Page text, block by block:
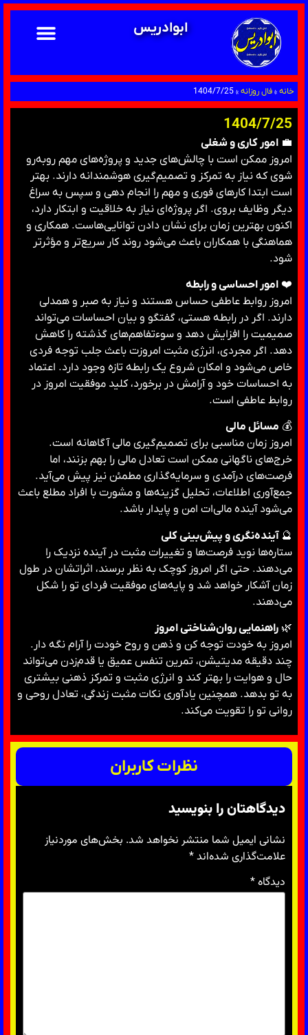
ابوادریس
خانه»فال روزانه»
1404/7/25
1404/7/25
💼 امور کاری و شغلی
امروز ممکن است با چالش‌های جدید و پروژه‌های مهم روبه‌رو
شوی که نیاز به تمرکز و تصمیم‌گیری هوشمندانه دارند. بهتر
است ابتدا کارهای فوری و مهم را انجام دهی و سپس به سراغ
دیگر وظایف بروی. اگر پروژه‌ای نیاز به خلاقیت و ابتکار دارد،
اکنون بهترین زمان برای نشان دادن توانایی‌هاست. همکاری و
هماهنگی با همکاران باعث می‌شود روند کار سریع‌تر و مؤثرتر
شود.
❤️ امور احساسی و رابطه
امروز روابط عاطفی حساس هستند و نیاز به صبر و همدلی
دارند. اگر در رابطه هستی، گفتگو و بیان احساسات می‌تواند
صمیمیت را افزایش دهد و سوءتفاهم‌های گذشته را کاهش
دهد. اگر مجردی، انرژی مثبت امروزت باعث جلب توجه فردی
خاص می‌شود و امکان شروع یک رابطه تازه وجود دارد. اعتماد
به احساسات خود و آرامش در برخورد، کلید موفقیت امروز در
روابط عاطفی است.
💰 مسائل مالی
امروز زمان مناسبی برای تصمیم‌گیری مالی آگاهانه است.
خرج‌های ناگهانی ممکن است تعادل مالی را بهم بزنند، اما
فرصت‌های درآمدی و سرمایه‌گذاری مطمئن نیز پیش می‌آید.
جمع‌آوری اطلاعات، تحلیل گزینه‌ها و مشورت با افراد مطلع باعث
می‌شود آینده مالی‌ات امن و پایدار باشد.
🔮آینده‌نگری و پیش‌بینی کلی
ستاره‌ها نوید فرصت‌ها و تغییرات مثبت در آینده نزدیک را
می‌دهند. حتی اگر امروز کوچک به نظر برسند، اثراتشان در طول
زمان آشکار خواهد شد و پایه‌های موفقیت فردای تو را شکل
می‌دهند.
🌿 راهنمایی روان‌شناختی امروز
امروز به خودت توجه کن و ذهن و روح خودت را آرام نگه دار.
چند دقیقه مدیتیشن، تمرین تنفس عمیق یا قدم‌زدن می‌تواند
حال و هوایت را بهتر کند و انرژی مثبت و تمرکز ذهنی بیشتری
به تو بدهد. همچنین یادآوری نکات مثبت زندگی، تعادل روحی و
روانی تو را تقویت می‌کند.
نظرات کاربران
دیدگاهتان را بنویسید
نشانی ایمیل شما منتشر نخواهد شد. بخش‌های موردنیاز
علامت‌گذاری شده‌اند*
دیدگاه*